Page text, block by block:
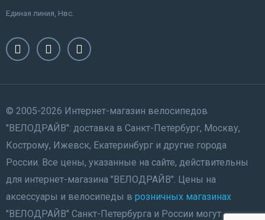
Единая линия, Нвс.
© 2005-2026 Интернет-магазин велосипедов
"ВЕЛОДРАЙВ": доставка в Санкт-Петербург, Москву,
Кострому, Ижевск, Екатеринбург и другие города
России. Все цены, указанные на сайте, действительны
для интернет-магазина "ВЕЛОДРАЙВ". Цены на
аксессуары и велосипеды в розничных магазинах
"ВЕЛОДРАЙВ" Санкт-Петербурга и России могут